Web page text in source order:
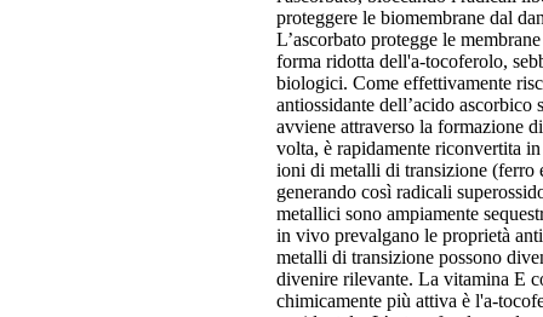
proteggere le biomembrane dal
L’ascorbato protegge le
forma ridotta dell'a-tocoferolo,
biologici. Come effettivamente
antiossidante dell’acido
avviene attraverso la formazione
volta, è rapidamente riconvertita
ioni di metalli di transizione (ferro
generando così radicali
metallici sono ampiamente
in vivo prevalgano le proprietà
metalli di transizione possono
divenire rilevante. La vitamina E
chimicamente più attiva è l'a-